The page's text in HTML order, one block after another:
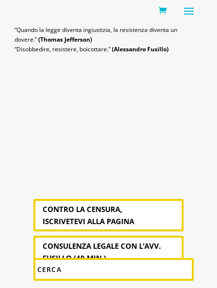
“Quando la legge diventa ingiustizia, la resistenza diventa un
dovere.”(Thomas Jefferson)
“Disobbedire, resistere, boicottare.”(Alessandro Fusillo)
CONTRO LA CENSURA,
ISCRIVETEVI ALLA PAGINA
CONSULENZA LEGALE CON L’AVV.
FUSILLO (40 MIN.)